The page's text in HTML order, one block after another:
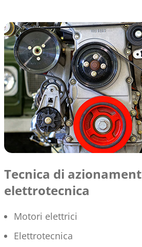
Tecnica di
elettrotecnica
Motori elettrici
Elettrotecnica